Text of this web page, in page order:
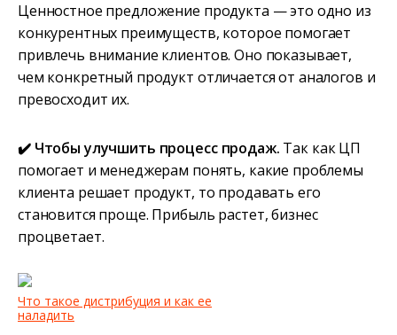
Ценностное предложение продукта — это одно из
конкурентных преимуществ, которое помогает
привлечь внимание клиентов. Оно показывает,
чем конкретный продукт отличается от аналогов и
превосходит их.
✔️ Чтобы улучшить процесс продаж. Так как ЦП
помогает и менеджерам понять, какие проблемы
клиента решает продукт, то продавать его
становится проще. Прибыль растет, бизнес
процветает.
Что такое дистрибуция и как ее
наладить